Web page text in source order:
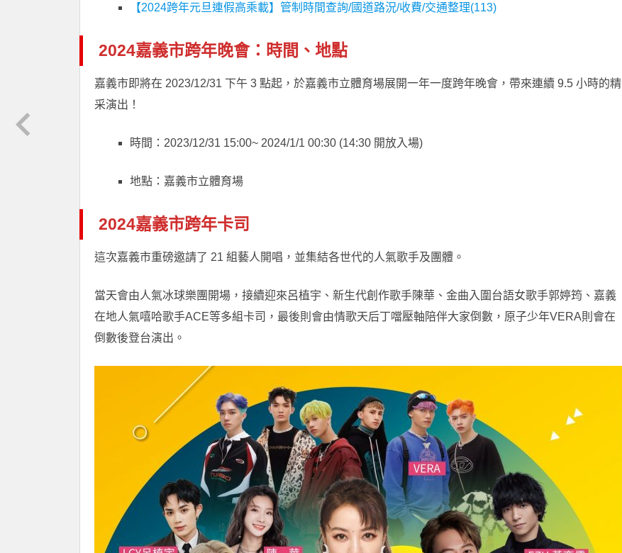
【2024跨年元旦連假高乘載】管制時間查詢/國道路況/收費/交通整理(113)
2024嘉義市跨年晚會：時間、地點
嘉義市即將在 2023/12/31 下午 3 點起，於嘉義市立體育場展開一年一度跨年晚會，帶來連續 9.5 小時的精
采演出！
時間：2023/12/31 15:00~ 2024/1/1 00:30 (14:30 開放入場)
地點：嘉義市立體育場
2024嘉義市跨年卡司
這次嘉義市重磅邀請了 21 組藝人開唱，並集結各世代的人氣歌手及團體。
當天會由人氣冰球樂團開場，接續迎來呂植宇、新生代創作歌手陳華、金曲入圍台語女歌手郭婷筠、嘉義
在地人氣嘻哈歌手ACE等多組卡司，最後則會由情歌天后丁噹壓軸陪伴大家倒數，原子少年VERA則會在
倒數後登台演出。